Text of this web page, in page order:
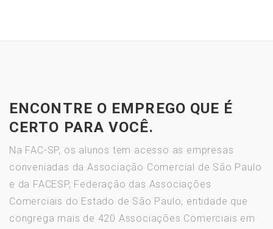
ENCONTRE O EMPREGO QUE É
CERTO PARA VOCÊ.
Na FAC-SP, os alunos tem acesso as empresas
conveniadas da Associação Comercial de São Paulo
e da FACESP, Federação das Associações
Comerciais do Estado de São Paulo, entidade que
congrega mais de 420 Associações Comerciais em